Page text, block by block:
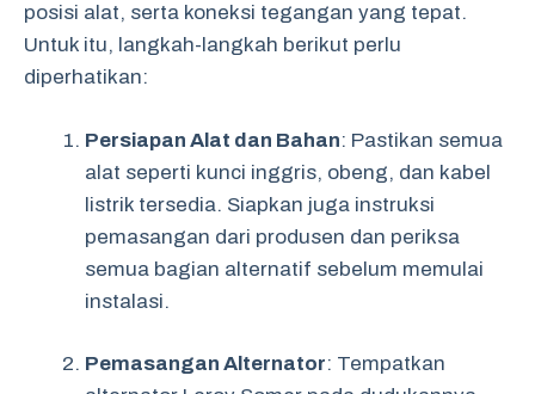
posisi alat, serta koneksi tegangan yang tepat.
Untuk itu, langkah-langkah berikut perlu
diperhatikan:
Persiapan Alat dan Bahan: Pastikan semua
alat seperti kunci inggris, obeng, dan kabel
listrik tersedia. Siapkan juga instruksi
pemasangan dari produsen dan periksa
semua bagian alternatif sebelum memulai
instalasi.
Pemasangan Alternator: Tempatkan